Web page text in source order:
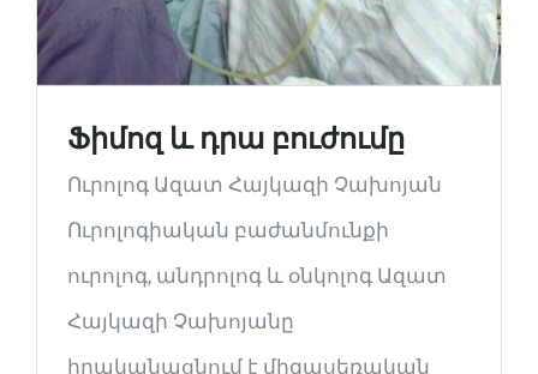
Ֆիմոզ և դրա բուժումը
Ուրոլոգ Ազատ Հայկազի Չախոյան
Ուրոլոգիական բաժանմունքի
ուրոլոգ, անդրոլոգ և օնկոլոգ Ազատ
Հայկազի Չախոյանը
իրականացնում է միզասեռական